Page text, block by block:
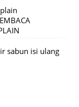
sabun isi ulang